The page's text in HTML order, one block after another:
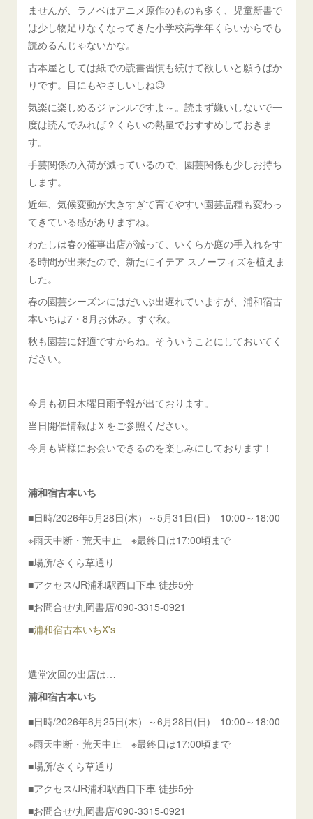
ませんが、ラノベはアニメ原作のものも多く、児童新書で
は少し物足りなくなってきた小学校高学年くらいからでも
読めるんじゃないかな。
古本屋としては紙での読書習慣も続けて欲しいと願うばか
りです。目にもやさしいしね😉
気楽に楽しめるジャンルですよ～。読まず嫌いしないで一
度は読んでみれば？くらいの熱量でおすすめしておきま
す。
手芸関係の入荷が減っているので、園芸関係も少しお持ち
します。
近年、気候変動が大きすぎて育てやすい園芸品種も変わっ
てきている感がありますね。
わたしは春の催事出店が減って、いくらか庭の手入れをす
る時間が出来たので、新たにイテア スノーフィズを植えま
した。
春の園芸シーズンにはだいぶ出遅れていますが、浦和宿古
本いちは7・8月お休み。すぐ秋。
秋も園芸に好適ですからね。そういうことにしておいてく
ださい。
今月も初日木曜日雨予報が出ております。
当日開催情報はＸをご参照ください。
今月も皆様にお会いできるのを楽しみにしております！
浦和宿古本いち
■日時/2026年5月28日(木）～5月31日(日) 10:00～18:00
※雨天中断・荒天中止 ※最終日は17:00頃まで
■場所/さくら草通り
■アクセス/JR浦和駅西口下車 徒歩5分
■お問合せ/丸岡書店/090-3315-0921
■浦和宿古本いちX's
選堂次回の出店は…
浦和宿古本いち
■日時/2026年6月25日(木）～6月28日(日) 10:00～18:00
※雨天中断・荒天中止 ※最終日は17:00頃まで
■場所/さくら草通り
■アクセス/JR浦和駅西口下車 徒歩5分
■お問合せ/丸岡書店/090-3315-0921